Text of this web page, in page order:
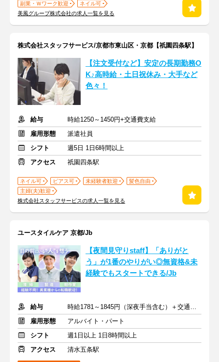
副業・Ｗワーク歓迎
ネイル可
美風グループ株式会社の求人一覧を見る
株式会社スタッフサービス/京都市東山区・京都【祇園四条駅】
【注文受付など】安定の長期勤務O
K♪高時給・土日祝休み・大手など
色々！
給与
時給1250～1450円+交通費支給
雇用形態
派遣社員
シフト
週5日 1日6時間以上
アクセス
祇園四条駅
ネイル可 ピアス可 未経験者歓迎
髪色自由
主婦(夫)歓迎
株式会社スタッフサービスの求人一覧を見る
ユースタイルケア 京都/Jb
【夜間見守りstaff】「ありがと
う」が1番のやりがい◎無資格&未
経験でもスタートできる/Jb
給与
時給1781～1845円（深夜手当含む）＋交通費支給
雇用形態
アルバイト・パート
シフト
週1日以上 1日8時間以上
アクセス
清水五条駅